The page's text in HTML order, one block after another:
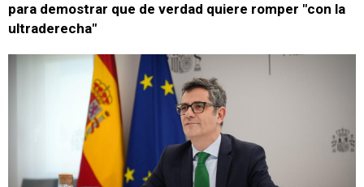
para demostrar que de verdad quiere romper "con la
ultraderecha"